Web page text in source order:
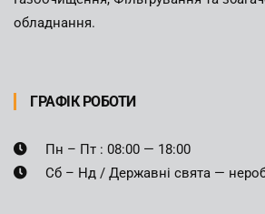
обладнання.
ГРАФІК РОБОТИ
Пн – Пт : 08:00 — 18:00
Сб – Нд / Державні свята —